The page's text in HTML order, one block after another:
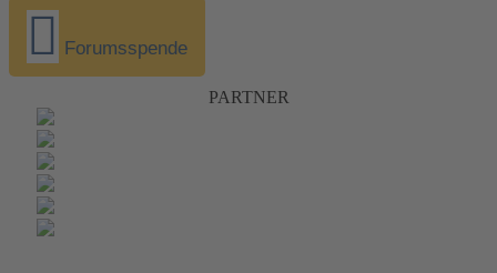
Forumsspende
PARTNER